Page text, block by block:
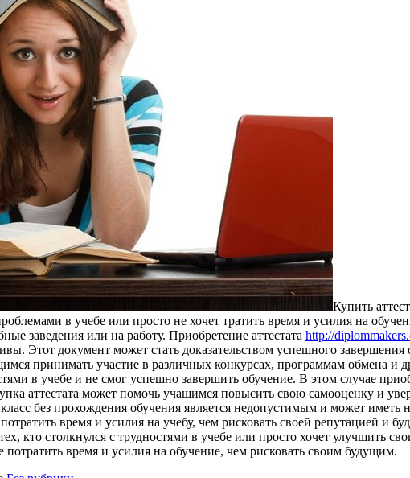
Купить
в учебе или просто не хочет тратить время и усилия на
заведения или на работу. Приобретение аттестата http://
Этот документ может стать доказательством успешного
принимать участие в различных конкурсах, программам обмена и
в учебе и не смог успешно завершить обучение. В этом случае
аттестата может помочь учащимся повысить свою самооценку и
без прохождения обучения является недопустимым и может
время и усилия на учебу, чем рисковать своей репутацией и
кто столкнулся с трудностями в учебе или просто хочет улучшить
время и усилия на обучение, чем рисковать своим будущим.